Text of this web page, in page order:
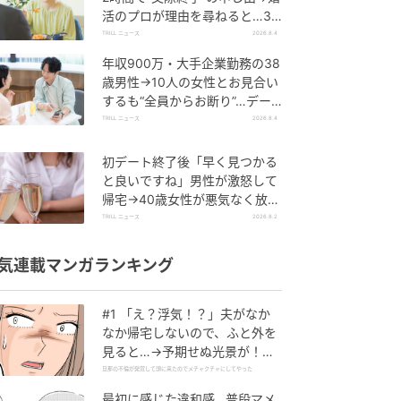
活のプロが理由を尋ねると…34
歳女性が明かした“呆れた理由”
TRILL ニュース 2026.8.4
年収900万・大手企業勤務の38
歳男性→10人の女性とお見合い
するも“全員からお断り”…デー
ト中に取っていた“致命的な言
TRILL ニュース 2026.8.4
初デート終了後「早く見つかる
と良いですね」男性が激怒して
帰宅→40歳女性が悪気なく放っ
た、“相手を傷つけた一言”と
TRILL ニュース 2026.8.2
連載マンガランキング
#1 「え？浮気！？」夫がなか
なか帰宅しないので、ふと外を
見ると…→予期せぬ光景が！｜
旦那の不倫が発覚して頭に来た
旦那の不倫が発覚して頭に来たのでメチャクチャにしてやった